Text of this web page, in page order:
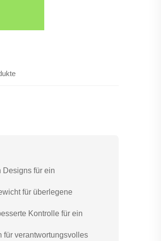
Designs für ein
für überlegene
Kontrolle für ein
für verantwortungsvolles